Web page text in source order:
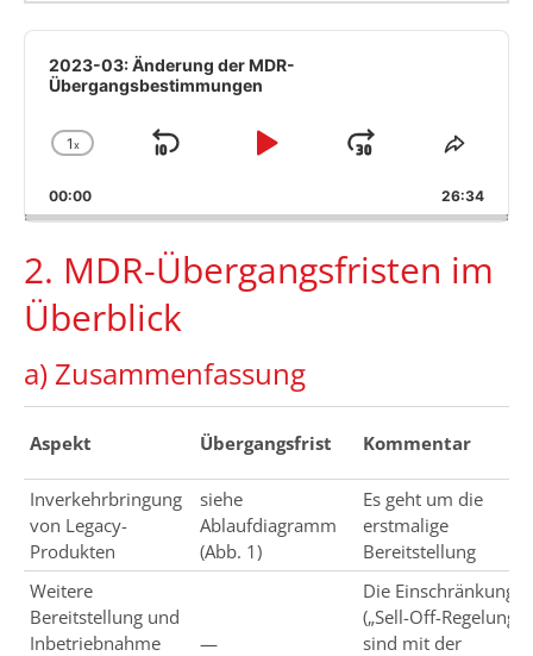
Audio
Player
2023-03: Änderung der MDR-
Übergangsbestimmungen
Change
Rate
1x
Skip
Play
Jump
Forward
Share
00:00 26:34
2. MDR-Übergangsfristen im
Überblick
a) Zusammenfassung
Aspekt Übergangsfrist Kommentar
Inverkehrbringung
von Legacy-
Produkten
siehe
Ablaufdiagramm
(Abb. 1)
Es geht um die
erstmalige
Bereitstellung
Weitere
Bereitstellung und
Inbetriebnahme
—
Die
(„Sell-Off-Regelung“)
sind mit der